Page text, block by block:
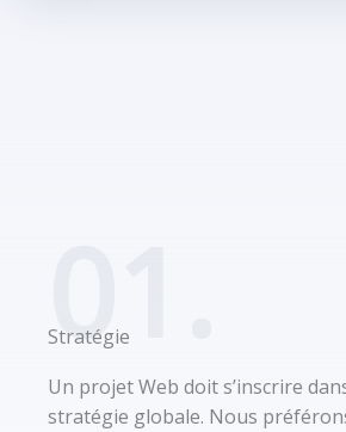
01.
Stratégie
Un projet Web doit s’inscrire
stratégie globale. Nous